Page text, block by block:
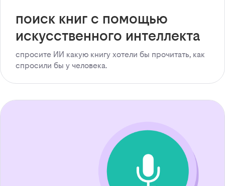
поиск книг с помощью
искусственного интеллекта
спросите ИИ какую книгу хотели бы прочитать, как
спросили бы у человека.